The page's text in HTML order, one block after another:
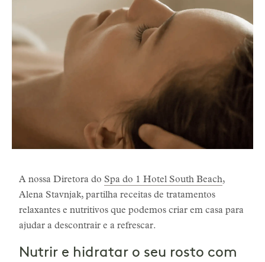
A nossa Diretora do Spa do 1 Hotel South Beach,
Alena Stavnjak, partilha receitas de tratamentos
relaxantes e nutritivos que podemos criar em casa para
ajudar a descontrair e a refrescar.
Nutrir e hidratar o seu rosto com